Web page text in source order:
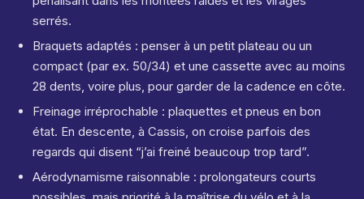
serrés.
Braquets adaptés : penser à un petit plateau ou un
compact (par ex. 50/34) et une cassette avec au moins
28 dents, voire plus, pour garder de la cadence en côte.
Freinage irréprochable : plaquettes et pneus en bon
état. En descente, à Cassis, on croise parfois des
regards qui disent “j’ai freiné beaucoup trop tard”.
Aérodynamisme raisonnable : prolongateurs courts